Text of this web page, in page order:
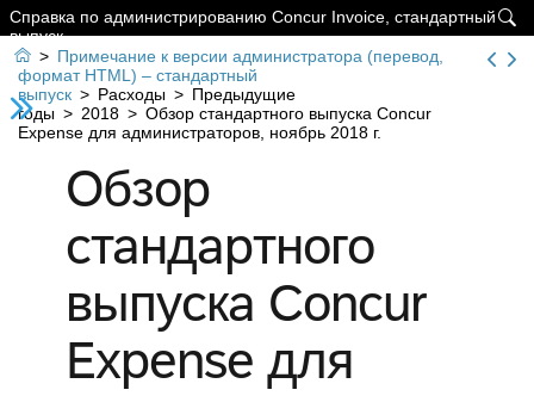

Справка по администрированию Concur Invoice, стандартный
выпуск
 > Примечание к версии администратора (перевод,
формат HTML) – стандартный
выпуск > Расходы > Предыдущие
годы > 2018 > Обзор стандартного выпуска Concur
Expense для администраторов, ноябрь 2018 г.
Обзор
стандартного
выпуска Concur
Expense для